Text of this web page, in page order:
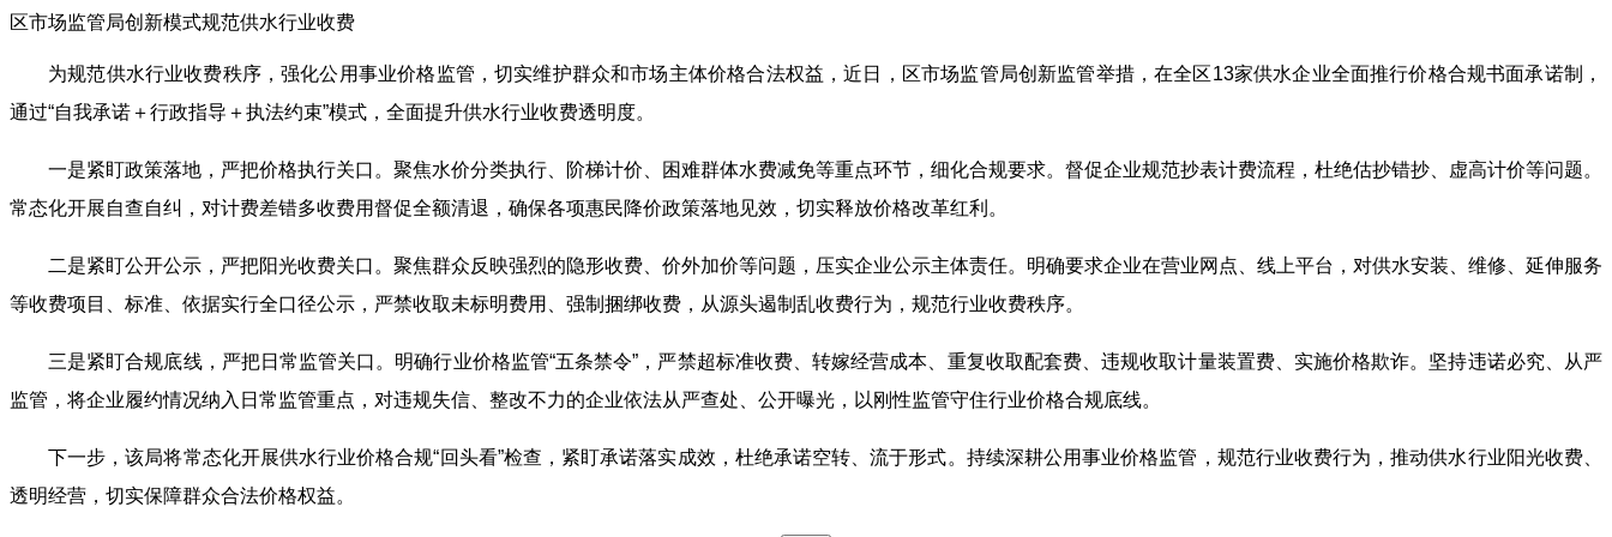
区市场监管局创新模式规范供水行业收费
为规范供水行业收费秩序，强化公用事业价格监管，切实维护群众和市场主体价格合法权益，近日，区市场监管局创新监管举措，在全区13家供水企业全面推行价格合规书面承诺制，
通过“自我承诺＋行政指导＋执法约束”模式，全面提升供水行业收费透明度。
一是紧盯政策落地，严把价格执行关口。聚焦水价分类执行、阶梯计价、困难群体水费减免等重点环节，细化合规要求。督促企业规范抄表计费流程，杜绝估抄错抄、虚高计价等问题。
常态化开展自查自纠，对计费差错多收费用督促全额清退，确保各项惠民降价政策落地见效，切实释放价格改革红利。
二是紧盯公开公示，严把阳光收费关口。聚焦群众反映强烈的隐形收费、价外加价等问题，压实企业公示主体责任。明确要求企业在营业网点、线上平台，对供水安装、维修、延伸服务
等收费项目、标准、依据实行全口径公示，严禁收取未标明费用、强制捆绑收费，从源头遏制乱收费行为，规范行业收费秩序。
三是紧盯合规底线，严把日常监管关口。明确行业价格监管“五条禁令”，严禁超标准收费、转嫁经营成本、重复收取配套费、违规收取计量装置费、实施价格欺诈。坚持违诺必究、从严
监管，将企业履约情况纳入日常监管重点，对违规失信、整改不力的企业依法从严查处、公开曝光，以刚性监管守住行业价格合规底线。
下一步，该局将常态化开展供水行业价格合规“回头看”检查，紧盯承诺落实成效，杜绝承诺空转、流于形式。持续深耕公用事业价格监管，规范行业收费行为，推动供水行业阳光收费、
透明经营，切实保障群众合法价格权益。